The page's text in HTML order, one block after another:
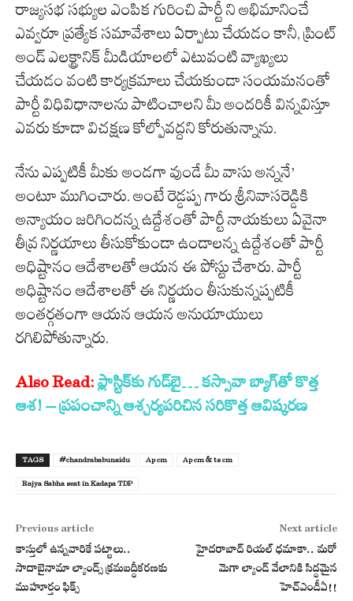
రాజ్యసభ సభ్యుల ఎంపిక గురించి పార్టీ ని అభిమానించే
ఎవ్వరూ ప్రత్యేక సమావేశాలు ఏర్పాటు చేయడం కానీ, ప్రింట్
అండ్ ఎలక్ట్రానిక్ మీడియాలలో ఎటువంటి వ్యాఖ్యలు
చేయడం వంటి కార్యక్రమాలు చేయకుండా సంయమనంతో
పార్టీ విధివిధానాలను పాటించాలని మీ అందరికీ విన్నవిస్తూ
ఎవరు కూడా విచక్షణ కోల్పోవద్దని కోరుతున్నాను.
నేను ఎప్పటికీ మీకు అండగా వుండే మీ వాసు అన్ననే’
అంటూ ముగించారు. అంటే రెడ్డప్ప గారు శ్రీనివాసరెడ్డికి
అన్యాయం జరిగిందన్న ఉద్దేశంతో పార్టీ నాయకులు ఏవైనా
తీవ్ర నిర్ణయాలు తీసుకోకుండా ఉండాలన్న ఉద్దేశంతో పార్టీ
అధిష్టానం ఆదేశాలతో ఆయన ఈ పోస్టు చేశారు. పార్టీ
అధిష్టానం ఆదేశాలతో ఈ నిర్ణయం తీసుకున్నప్పటికీ
అంతర్గతంగా ఆయన ఆయన అనుయాయులు
రగిలిపోతున్నారు.
Also Read: ప్లాస్టిక్‌కు గుడ్‌బై… కస్సావా బ్యాగ్‌తో కొత్త
ఆశ! – ప్రపంచాన్ని ఆశ్చర్యపరిచిన సరికొత్త ఆవిష్కరణ
TAGS #chandrababunaidu Ap cm Ap cm & ts cm
Rajya Sabha seat in Kadapa TDP
Previous article
కాస్తులో ఉన్నవారికే పట్టాలు..
సాదాబైనామా ల్యాండ్స్ క్రమబద్ధీకరణకు
ముహూర్తం ఫిక్స్
Next article
హైదరాబాద్ రియల్ ధమాకా.. మరో
మెగా ల్యాండ్ వేలానికి సిద్ధమైన
హెచ్‌ఎండీఏ!!